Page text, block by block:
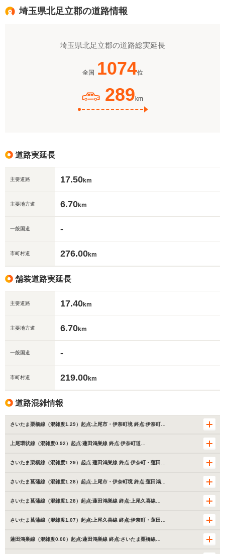
埼玉県北足立郡の道路情報
埼玉県北足立郡の道路総実延長
全国 1074位
289 km
道路実延長
主要道路 17.50km
主要地方道 6.70km
一般国道 -
市町村道 276.00km
舗装道路実延長
主要道路 17.40km
主要地方道 6.70km
一般国道 -
市町村道 219.00km
道路混雑情報
さいたま栗橋線（混雑度1.29）起点:上尾市・伊奈町境 終点:伊奈町…
上尾環状線（混雑度0.92）起点:蓮田鴻巣線 終点:伊奈町道…
さいたま栗橋線（混雑度1.29）起点:蓮田鴻巣線 終点:伊奈町・蓮田…
さいたま菖蒲線（混雑度1.28）起点:上尾市・伊奈町境 終点:蓮田鴻…
さいたま菖蒲線（混雑度1.28）起点:蓮田鴻巣線 終点:上尾久喜線…
さいたま菖蒲線（混雑度1.07）起点:上尾久喜線 終点:伊奈町・蓮田…
蓮田鴻巣線（混雑度0.00）起点:蓮田鴻巣線 終点:さいたま栗橋線…